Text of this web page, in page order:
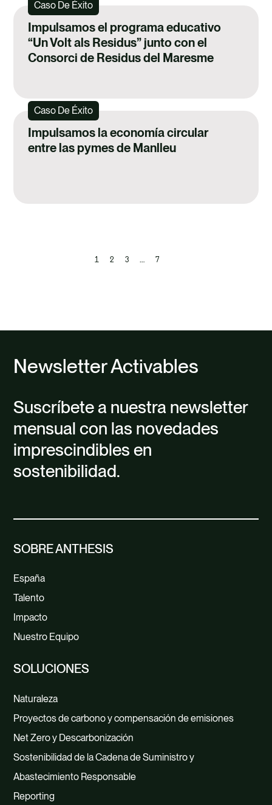
Caso De Éxito
Impulsamos el programa educativo
“Un Volt als Residus” junto con el
Consorci de Residus del Maresme
Caso De Éxito
Impulsamos la economía circular
entre las pymes de Manlleu
1 2 3
7
Newsletter Activables
Suscríbete a nuestra newsletter
mensual con las novedades
imprescindibles en
sostenibilidad.
SOBRE ANTHESIS
España
Talento
Impacto
Nuestro Equipo
SOLUCIONES
Naturaleza
Proyectos de carbono y compensación de emisiones
Net Zero y Descarbonización
Sostenibilidad de la Cadena de Suministro y
Abastecimiento Responsable
Reporting